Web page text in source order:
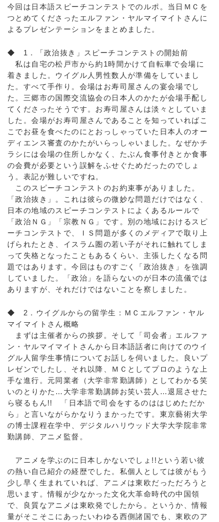
今回は日本語スピーチコンテストでのルポ。当日ＭＣを
つとめてくださったエルファン・ヤルマイマイトさんに
よるプレゼンテーションをまとめました。
◆ 1．「政治抜き」スピーチコンテストの開始前
私は自宅の松戸市から約1時間かけて自転車で会場に
着きました。ウイグル人男性数人が準備をしていまし
た。すべて手作り。会場はお寿司屋さんの宴会場でし
た。三郷市の国際交流協会の日本人のかたが会場手配し
てくださったそうです。お寿司屋さんは淡々としていま
した。会場がお寿司屋さんであることを知っていればこ
こでお昼を食べたのにとおっしゃっていた日本人のオー
ディエンス審査のかたがいらっしゃいました。なぜかチ
ラシには会場の住所しかなく、たぶん食事付きとか食事
の会費が必要という誤解をふせぐためだったのでしょ
う。表記が難しいですね。
このスピーチコンテストのお約束事がありました。
「政治抜き」。これは彼らの微妙な問題だけではなく、
日本の地域のスピーチコンテストによくあるルールで
「政治ＮＧ」「宗教ＮＧ」です。別の地域におけるスピ
ーチコンテストで、ＩＳ問題が多くのメディアで取り上
げられたとき、イスラム圏の若い子がそれに触れてしま
って失格となったこともあるくらい、主張したくなる問
題ではあります。今回はものすごく「政治抜き」を強調
していました。「政治」を語らないのが日本の流儀では
ありますが、それだけではないことを察しました。
◆ 2．ウイグルからの留学生：ＭＣエルファン・ヤル
マイマイトさん概略
まずは主催者からの挨拶。そして「司会者」エルファ
ン・ヤルマイマイトさんから日本語話者に向けてのウイ
グル人留学生事情についてお話しを伺いました。良いプ
レゼンでしたし、それ以降、ＭＣとしてプロのような上
手な進行。元同業者（大学非常勤講師）としてわかる笑
いのとりかた…大学非常勤講師お笑い芸人…退屈させた
ら寝るもん!! 「日本語で司会をするのははじめただか
ら」と言いながらかなりうまかったです。東京藝術大学
の博士課程在学中、デジタルハリウッド大学大学院非常
勤講師、アニメ監督。
アニメを学ぶのに日本しかないでしょ!!という若い彼
の熱い自己紹介の経歴でした。私個人としては彼がもう
少し早く生まれていれば、アニメは東欧だっただろうと
思います。情報が少なかった文化大革命時代の中国領
で、良質なアニメは東欧発でしたから。というか、情報
量がそこそこにあったいわゆる西側諸国でも、東欧のア